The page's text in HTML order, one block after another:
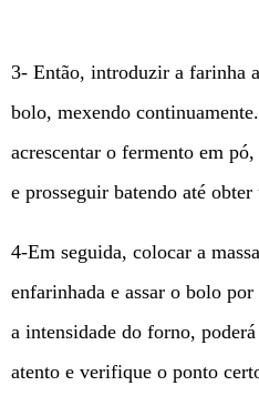
3- Então, introduzir a farinha
bolo, mexendo
acrescentar o fermento em
e prosseguir batendo até
4-Em seguida, colocar a
enfarinhada e assar o bolo
a intensidade do forno,
atento e verifique o ponto